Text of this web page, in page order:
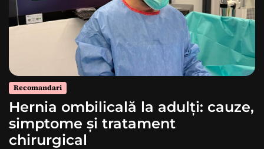
Recomandari
Hernia ombilicală la adulți: cauze,
simptome și tratament
chirurgical